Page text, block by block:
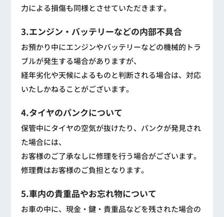
力による損傷も同様とさせていただきます。
3.エンジン・バッテリーなどの内部不具合
お預かり中にエンジンやバッテリーなどの機械的トラ
ブルが発生する場合がありますが、
経年劣化や天候によるものと判断される場合は、対応
いたしかねることがございます。
4.タイヤのパンクについて
保管中にタイヤの空気が抜けたり、パンクが発見され
た場合には、
お客様のご了承なしに修理を行う場合がございます。
修理費はお客様のご負担となります。
5.車内の貴重品やお忘れ物について
お車の中に、現金・鍵・貴重品などを残された場合の